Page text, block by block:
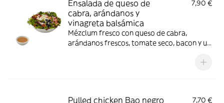
Ensalada de queso de
cabra, arándanos y
vinagreta balsámica
7,90 €
Mézclum fresco con queso de cabra,
arándanos frescos, tomate seco, bacon y un
Pulled chicken Bao negro
7,70 €